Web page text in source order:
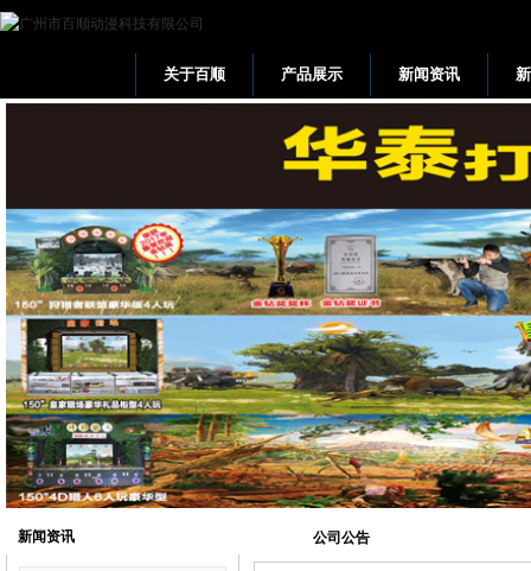
网站首页
关于百顺 产品展示 新闻资讯
新闻资讯 公司公告